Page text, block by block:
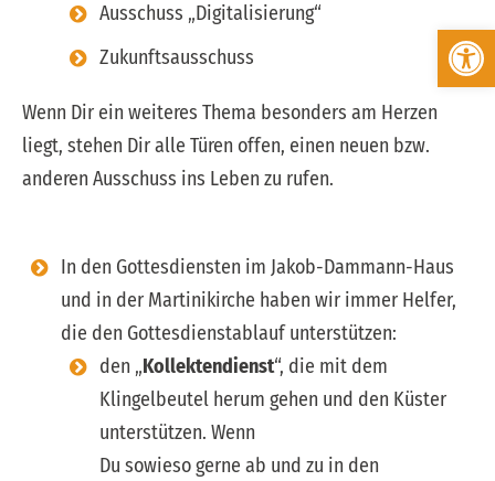
Werkzeugleiste öffnen
Ausschuss „Digitalisierung“
Zukunftsausschuss
Wenn Dir ein weiteres Thema besonders am Herzen
liegt, stehen Dir alle Türen offen, einen neuen bzw.
anderen Ausschuss ins Leben zu rufen.
In den Gottesdiensten im Jakob-Dammann-Haus
und in der Martinikirche haben wir immer Helfer,
die den Gottesdienstablauf unterstützen:
den „Kollektendienst“, die mit dem
Klingelbeutel herum gehen und den Küster
unterstützen. Wenn
Du sowieso gerne ab und zu in den